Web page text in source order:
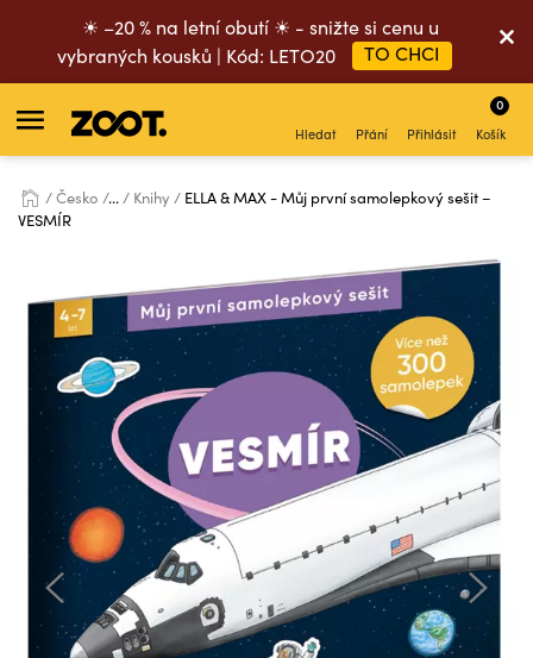
☀ –20 % na letní obutí ☀ - snižte si cenu u
vybraných kousků | Kód: LETO20
TO CHCI
Hledat Přání Přihlásit Košík
0
Česko ... Knihy
ELLA & MAX - Můj první samolepkový sešit –
VESMÍR